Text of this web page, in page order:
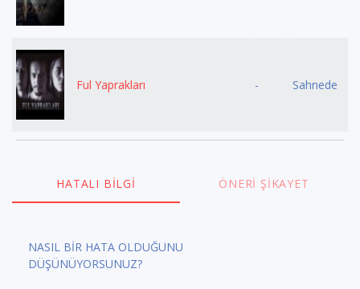
Ful Yaprakları - Sahnede
HATALI BILGI ÖNERI ŞIKAYET
NASIL BİR HATA OLDUĞUNU
DÜŞÜNÜYORSUNUZ?